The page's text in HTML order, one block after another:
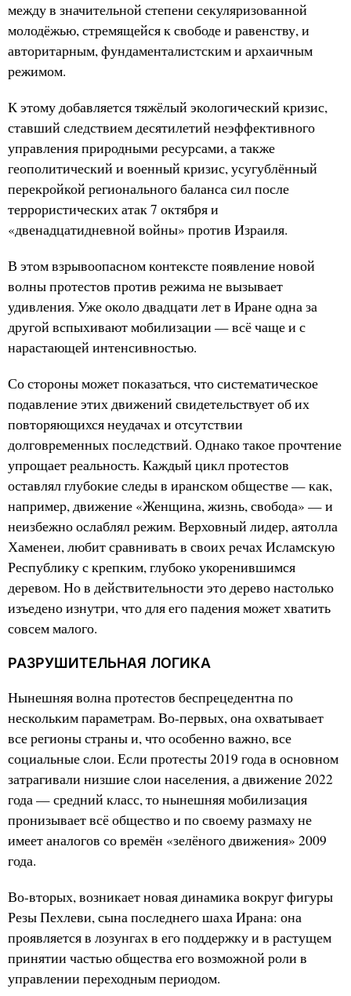
между в значительной степени секуляризованной
молодёжью, стремящейся к свободе и равенству, и
авторитарным, фундаменталистским и архаичным
режимом.
К этому добавляется тяжёлый экологический кризис,
ставший следствием десятилетий неэффективного
управления природными ресурсами, а также
геополитический и военный кризис, усугублённый
перекройкой регионального баланса сил после
террористических атак 7 октября и
«двенадцатидневной войны» против Израиля.
В этом взрывоопасном контексте появление новой
волны протестов против режима не вызывает
удивления. Уже около двадцати лет в Иране одна за
другой вспыхивают мобилизации — всё чаще и с
нарастающей интенсивностью.
Со стороны может показаться, что систематическое
подавление этих движений свидетельствует об их
повторяющихся неудачах и отсутствии
долговременных последствий. Однако такое прочтение
упрощает реальность. Каждый цикл протестов
оставлял глубокие следы в иранском обществе — как,
например, движение «Женщина, жизнь, свобода» — и
неизбежно ослаблял режим. Верховный лидер, аятолла
Хаменеи, любит сравнивать в своих речах Исламскую
Республику с крепким, глубоко укоренившимся
деревом. Но в действительности это дерево настолько
изъедено изнутри, что для его падения может хватить
совсем малого.
РАЗРУШИТЕЛЬНАЯ ЛОГИКА
Нынешняя волна протестов беспрецедентна по
нескольким параметрам. Во-первых, она охватывает
все регионы страны и, что особенно важно, все
социальные слои. Если протесты 2019 года в основном
затрагивали низшие слои населения, а движение 2022
года — средний класс, то нынешняя мобилизация
пронизывает всё общество и по своему размаху не
имеет аналогов со времён «зелёного движения» 2009
года.
Во-вторых, возникает новая динамика вокруг фигуры
Резы Пехлеви, сына последнего шаха Ирана: она
проявляется в лозунгах в его поддержку и в растущем
принятии частью общества его возможной роли в
управлении переходным периодом.